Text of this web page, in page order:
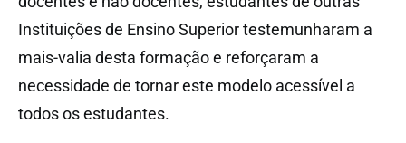
Instituições de Ensino Superior testemunharam a
mais-valia desta formação e reforçaram a
necessidade de tornar este modelo acessível a
todos os estudantes.